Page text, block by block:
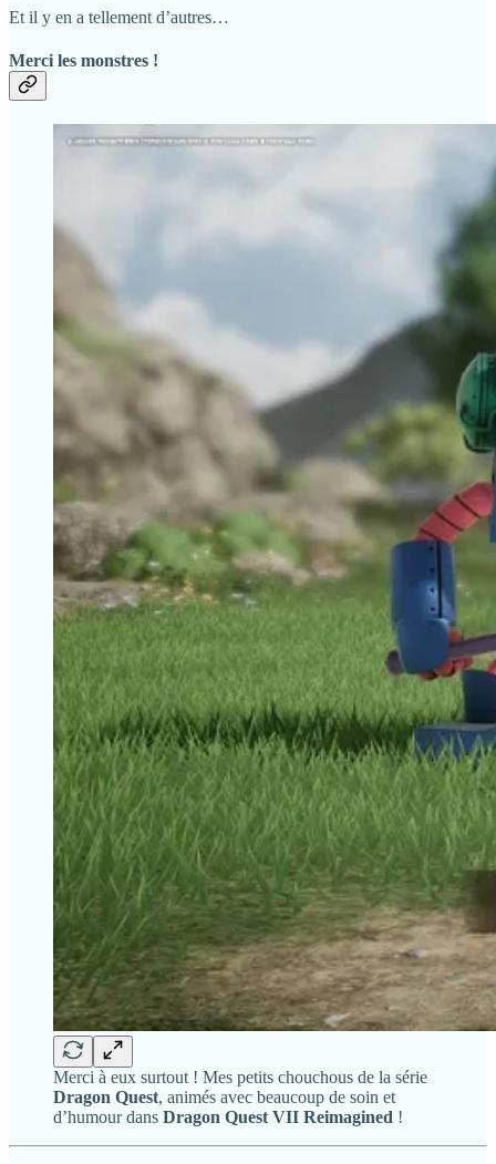
Et il y en a tellement d’autres…
Merci les monstres !
Merci à eux surtout ! Mes petits chouchous de la série
Dragon Quest, animés avec beaucoup de soin et
d’humour dans Dragon Quest VII Reimagined !